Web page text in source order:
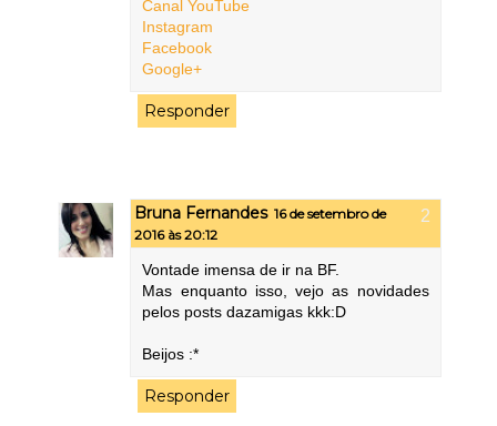
Canal YouTube
Instagram
Facebook
Google+
Responder
Bruna Fernandes 16 de setembro de
2016 às 20:12
Vontade imensa de ir na BF.
Mas enquanto isso, vejo as novidades
pelos posts dazamigas kkk:D
Beijos :*
Responder